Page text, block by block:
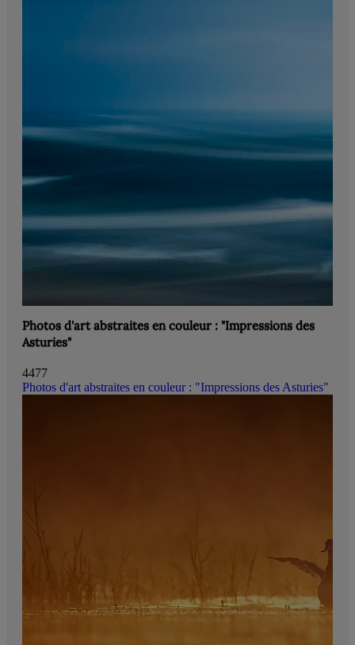
Photos d'art abstraites en couleur : "Impressions des
Asturies"
4477
Photos d'art abstraites en couleur : "Impressions des Asturies"